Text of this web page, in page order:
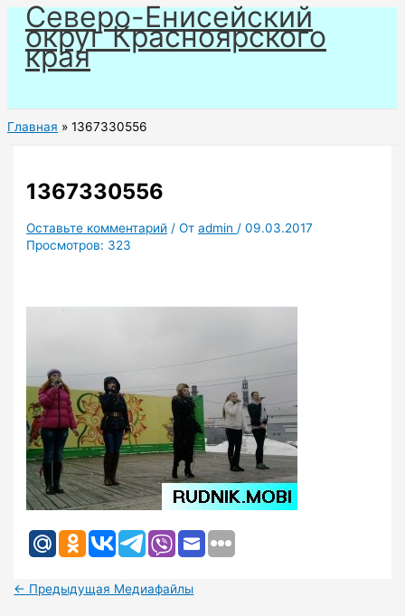
Перейти
содержимому
Северо-Енисейский
округ Красноярского
края
Главная 1367330556
1367330556
Оставьте комментарий / Отadmin /09.03.2017
Просмотров: 323
← Предыдущая Медиафайлы